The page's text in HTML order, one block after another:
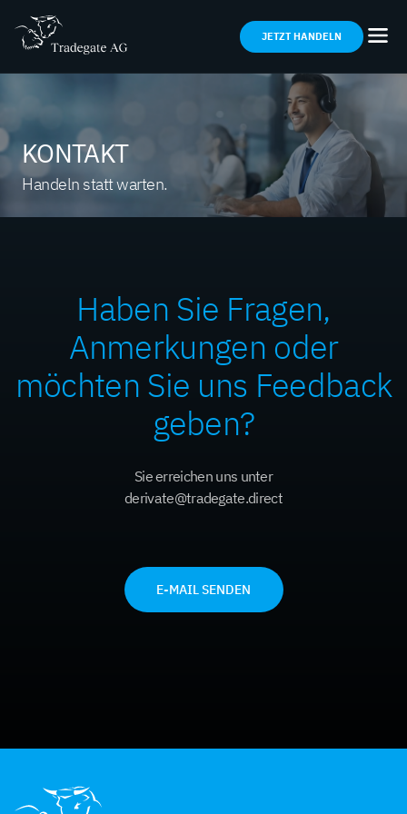
JETZT HANDELN
KONTAKT
Handeln statt warten.
Haben Sie Fragen,
Anmerkungen oder
möchten Sie uns Feedback
geben?
Sie erreichen uns unter
derivate@tradegate.direct
E-MAIL SENDEN